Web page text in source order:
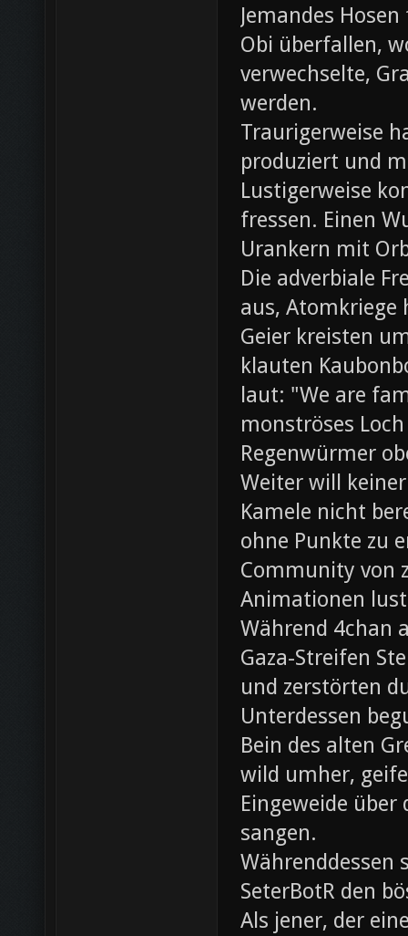
Jemandes
Obi überfallen,
verwechselte,
werden.
Traurigerweise
produziert und
Lustigerweise
fressen. Einen
Urankern mit
Die adverbiale
aus,
Geier kreisten
klauten
laut: "We are
monströses
Regenwürmer
Weiter will
Kamele nicht
ohne Punkte zu
Community von
Animationen
Während 4chan
Gaza-Streifen
und zerstörten
Unterdessen
Bein des alten
wild umher,
Eingeweide
sangen.
Währenddessen
SeterBotR den
Als jener, der